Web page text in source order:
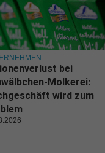
bei
Molkerei:
wird zum